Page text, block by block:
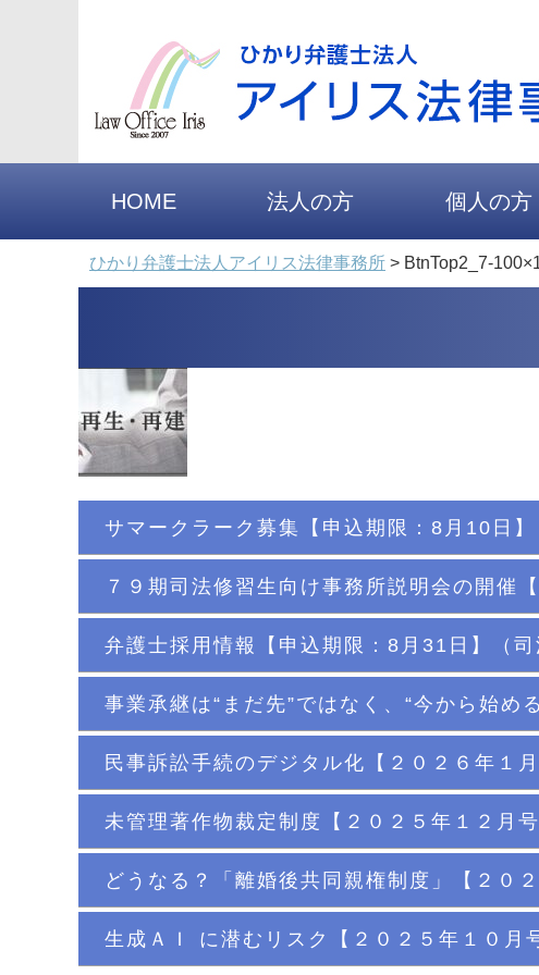
HOME 法人の方 個人の方
ひかり弁護士法人アイリス法律事務所 > BtnTop2_7-
サマークラーク募集【申込期限：8月10日
７９期司法修習生向け事務所説明会の開催
弁護士採用情報【申込期限：8月31日】（司
事業承継は“まだ先”ではなく、“今から始め
民事訴訟手続のデジタル化【２０２６年１
未管理著作物裁定制度【２０２５年１２月
どうなる？「離婚後共同親権制度」【２０
生成ＡＩ に潜むリスク【２０２５年１０月